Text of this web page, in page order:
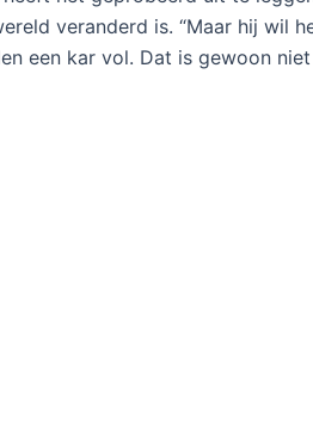
veranderd is. “Maar hij wil
een kar vol. Dat is gewoon